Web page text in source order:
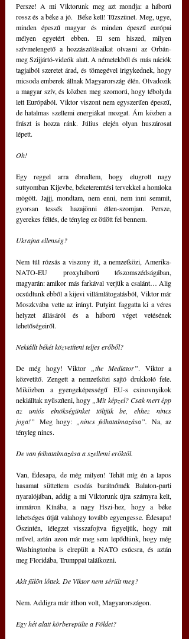
Persze! A mi Viktorunk meg azt mondja: a háború
rossz és a béke a jó.  Béke kell! Tűzszünet. Meg, ugye,
minden épeszű magyar és minden épeszű európai
mélyen egyetért ebben. El sem hiszed, milyen
szívmelengető a hozzászólásaikat olvasni az Orbán-
meg Szijjártó-videók alatt. A németekből és más nációk
tagjaiból szeretet árad, és tömegével irigykednek, hogy
micsoda emberek állnak Magyarország élén. Olvadozik
a magyar szív, és közben meg szomorú, hogy tébolyda
lett Európából. Viktor viszont nem egyszerűen épeszű,
de hatalmas szellemi energiákat mozgat. Ám közben a
frászt is hozza ránk. Július elején olyan huszárosat
lépett.
Oh!
Egy reggel arra ébredtem, hogy elugrott nagy
suttyomban Kijevbe, béketeremtési tervekkel a homloka
mögött. Jajjj, mondtam, nem enni, nem inni semmit,
gyorsan tessék hazajönni étlen-szomjan. Persze,
gyerekes féltés, de tényleg ez ötlött fel bennem.
Ukrajna ellenség?
Nem túl rózsás a viszony itt, a nemzetközi, Amerika-
NATO-EU proxyháború tőszomszédságában,
magyarán: amikor más farkával verjük a csalánt… Alig
ocsúdtunk ebből a kijevi villámlátogatásból, Viktor már
Moszkvába vette az irányt. Putyint faggatta ki a véres
helyzet állásáról és a háború véget vetésének
lehetőségeiről.
Nekiállt békét közvetíteni teljes erőből?
De még hogy! Viktor „the Mediator”. Viktor a
közvetítő. Zengett a nemzetközi sajtó drukkoló fele.
Miközben a gyengeképességű EU-s csinovnyikok
nekiálltak nyüszíteni, hogy
„Mit képzel? Csak mert épp
az uniós elnökségünket töltjük be, ehhez nincs
joga!” Meg hogy: „nincs felhatalmazása”. Na, az
tényleg nincs.
De van felhatalmazása a szellemi erőktől.
Van, Édesapa, de még milyen! Tehát míg én a lapos
hasamat süttettem csodás barátnőmék Balaton-parti
nyaralójában, addig a mi Viktorunk újra szárnyra kelt,
immáron Kínába, a nagy Hszi-hez, hogy a béke
lehetséges útját valahogy tovább egyengesse. Édesapa!
Őszintén, lélegzet visszafojtva figyeljük, hogy mit
művel, aztán azon már meg sem lepődtünk, hogy még
Washingtonba is elrepült a NATO csúcsra, és aztán
meg Floridába, Trumppal találkozni.
Akit fülön lőttek. De Viktor nem sérült meg?
Nem. Addigra már itthon volt, Magyarországon.
Egy hét alatt körberepülte a Földet?